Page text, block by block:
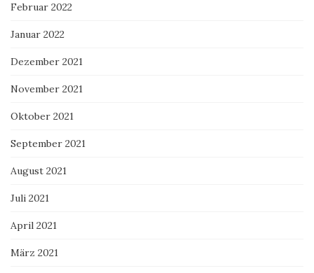
Februar 2022
Januar 2022
Dezember 2021
November 2021
Oktober 2021
September 2021
August 2021
Juli 2021
April 2021
März 2021